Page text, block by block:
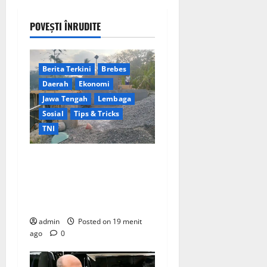
POVEȘTI ÎNRUDITE
Berita Terkini
Brebes
Daerah
Ekonomi
Jawa Tengah
Lembaga
Sosial
Tips & Tricks
TNI
admin
Posted on 19 menit
ago
0